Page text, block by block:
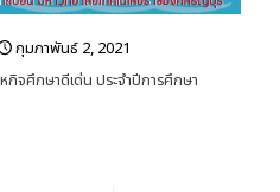
กุมภาพันธ์ 2, 2021
จศึกษาดีเด่น ประจำปีการศึกษา